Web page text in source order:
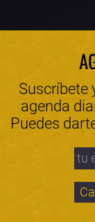
Suscríbete
agenda
Puedes